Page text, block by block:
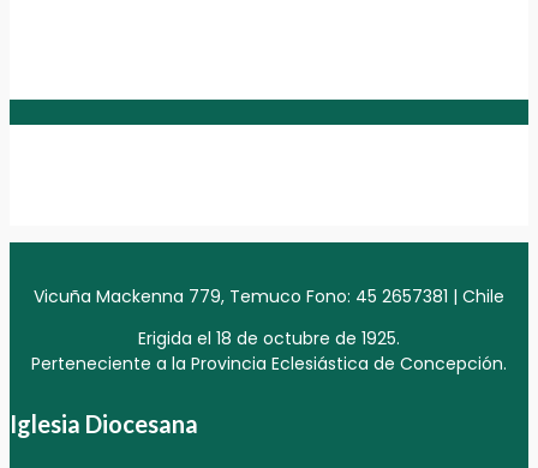
Vicuña Mackenna 779, Temuco Fono: 45 2657381 | Chile
Erigida el 18 de octubre de 1925.
Perteneciente a la Provincia Eclesiástica de Concepción.
Iglesia Diocesana